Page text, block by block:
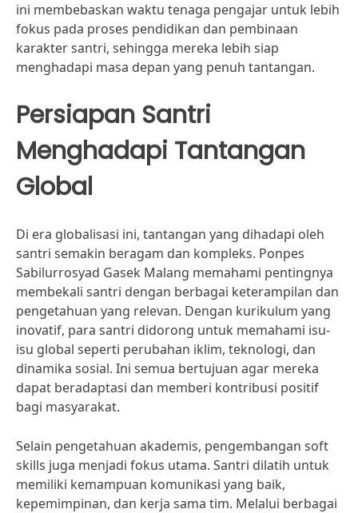
ini membebaskan waktu tenaga pengajar untuk lebih
fokus pada proses pendidikan dan pembinaan
karakter santri, sehingga mereka lebih siap
menghadapi masa depan yang penuh tantangan.
Persiapan Santri
Menghadapi Tantangan
Global
Di era globalisasi ini, tantangan yang dihadapi oleh
santri semakin beragam dan kompleks. Ponpes
Sabilurrosyad Gasek Malang memahami pentingnya
membekali santri dengan berbagai keterampilan dan
pengetahuan yang relevan. Dengan kurikulum yang
inovatif, para santri didorong untuk memahami isu-
isu global seperti perubahan iklim, teknologi, dan
dinamika sosial. Ini semua bertujuan agar mereka
dapat beradaptasi dan memberi kontribusi positif
bagi masyarakat.
Selain pengetahuan akademis, pengembangan soft
skills juga menjadi fokus utama. Santri dilatih untuk
memiliki kemampuan komunikasi yang baik,
kepemimpinan, dan kerja sama tim. Melalui berbagai